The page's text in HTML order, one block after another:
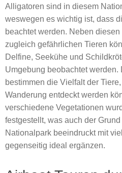
Alligatoren sind in diesem
weswegen es wichtig ist, dass
beachtet werden. Neben
zugleich gefährlichen Tieren
Delfine, Seekühe und
Umgebung beobachtet werden.
bestimmen die Vielfalt der
Wanderung entdeckt werden
verschiedene Vegetationen
festgestellt, was auch der
Nationalpark beeindruckt mit
gegenseitig ideal ergänzen.